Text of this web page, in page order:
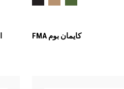
FMA كايمان بوم